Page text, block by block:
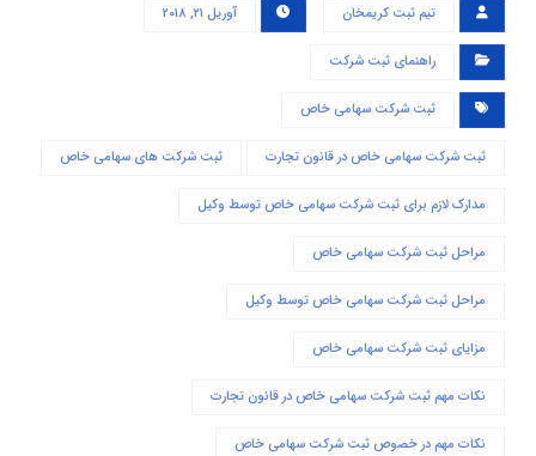
تیم ثبت کریمخان آوریل ۲۱, ۲۰۱۸
راهنمای ثبت شرکت
ثبت شرکت سهامی خاص
ثبت شرکت سهامی خاص در قانون تجارت ثبت شرکت های سهامی خاص
مدارک لازم برای ثبت شرکت سهامی خاص توسط وکیل
مراحل ثبت شرکت سهامی خاص
مراحل ثبت شرکت سهامی خاص توسط وکیل
مزایای ثبت شرکت سهامی خاص
نکات مهم ثبت شرکت سهامی خاص در قانون تجارت
نکات مهم در خصوص ثبت شرکت سهامی خاص